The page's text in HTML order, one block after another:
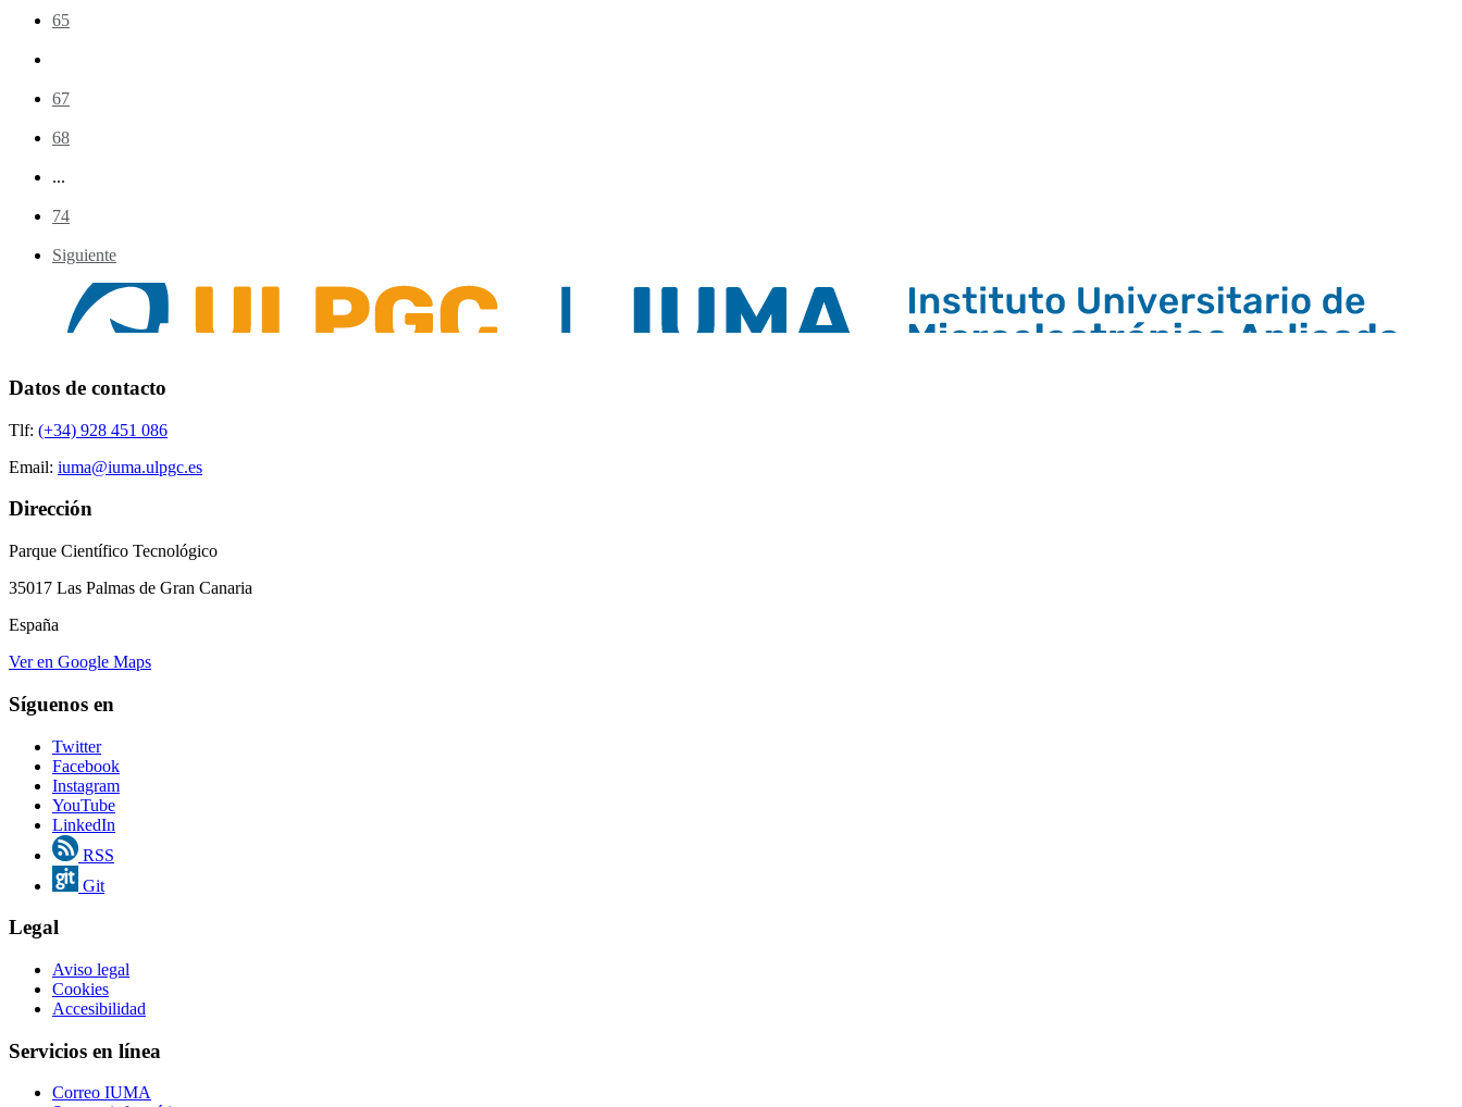
65
67
68
...
74
Siguiente
Datos de contacto
Tlf: (+34) 928 451 086
Email: iuma@iuma.ulpgc.es
Dirección
Parque Científico Tecnológico
35017 Las Palmas de Gran Canaria
España
Ver en Google Maps
Síguenos en
Twitter
Facebook
Instagram
YouTube
LinkedIn
RSS
Git
Legal
Aviso legal
Cookies
Accesibilidad
Servicios en línea
Correo IUMA